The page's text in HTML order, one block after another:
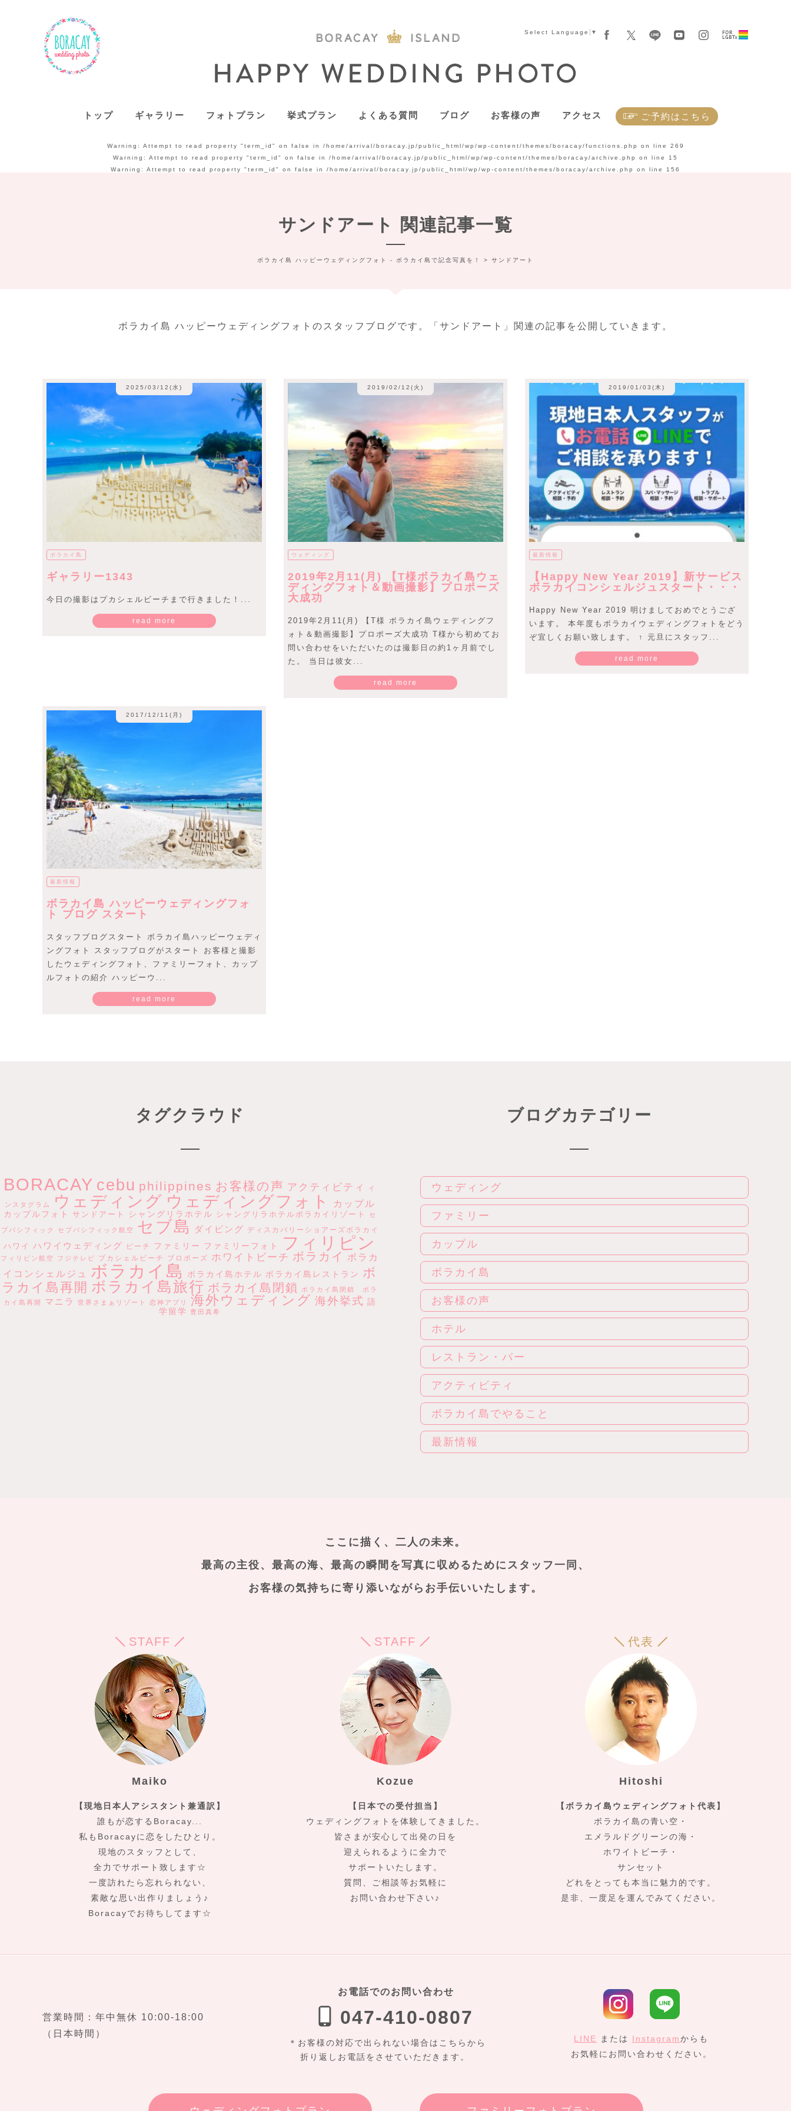
トップ ギャラリー フォトプラン 挙式プラン よくある質問 ブログ お客様の声 アクセス ご予約はこちら
Select Language ▼
Warning : Attempt to read property "term_id" on false in /home/arrival/boracay.jp/public_html/wp/wp-content/themes/boracay/functions.php on line 269
Warning : Attempt to read property "term_id" on false in /home/arrival/boracay.jp/public_html/wp/wp-content/themes/boracay/archive.php on line 15
Warning : Attempt to read property "term_id" on false in /home/arrival/boracay.jp/public_html/wp/wp-content/themes/boracay/archive.php on line 156
サンドアート 関連記事一覧
ボラカイ島 ハッピーウェディングフォト - ボラカイ島で記念写真を！ > サンドアート
ボラカイ島 ハッピーウェディングフォトのスタッフブログです。「サンドアート」関連の記事を公開していきます。
ボラカイ島
ギャラリー1343
今日の撮影はプカシェルビーチまで行きました！...
read more
2025/03/12(水)
ウェディング
2019年2月11(月) 【T様ボラカイ島ウェ
ディングフォト＆動画撮影】プロポーズ
大成功
2019年2月11(月) 【T様 ボラカイ島ウェディングフ
ォト＆動画撮影】プロポーズ大成功 T様から初めてお
問い合わせをいただいたのは撮影日の約1ヶ月前でし
た。 当日は彼女...
read more
2019/02/12(火)
最新情報
【Happy New Year 2019】新サービス
ボラカイコンシェルジュスタート・・・
Happy New Year 2019 明けましておめでとうござ
います。 本年度もボラカイウェディングフォトをどう
ぞ宜しくお願い致します。 ↑ 元旦にスタッフ...
read more
2019/01/03(木)
最新情報
ボラカイ島 ハッピーウェディングフォ
ト ブログ スタート
スタッフブログスタート ボラカイ島ハッピーウェディ
ングフォト スタッフブログがスタート お客様と撮影
したウェディングフォト、ファミリーフォト、カップ
ルフォトの紹介 ハッピーウ...
read more
2017/12/11(月)
ブログカテゴリー
ウェディング
ファミリー
カップル
ボラカイ島
お客様の声
ホテル
レストラン・バー
アクティビティ
ボラカイ島でやること
最新情報
タグクラウド
BORACAY cebu philippines お客様の声 アクティビティ イ
ンスタグラム ウェディング ウェディングフォト カップル
カップルフォト サンドアート シャングリラホテル シャングリラホテルボラカイリゾート セ
ブパシフィック セブパシフィック航空 セブ島 ダイビング ディスカバリーショアーズボラカイ
ハワイ ハワイウェディング ビーチ ファミリー ファミリーフォト フィリピン
フィリピン航空 フジテレビ プカシェルビーチ プロポーズ ホワイトビーチ ボラカイ
ボラカ
イコンシェルジュ
ボラカイ島 ボラカイ島ホテル ボラカイ島レストラン ボ
ラカイ島再開 ボラカイ島旅行 ボラカイ島閉鎖
ボラカイ島閉鎖 ボラ
カイ島再開
マニラ 世界さまぁリゾート 恋神アプリ 海外ウェディング 海外挙式 語
学留学
豊田真希
ここに描く、二人の未来。
最高の主役、最高の海、最高の瞬間を写真に収めるためにスタッフ一同、
お客様の気持ちに寄り添いながらお手伝いいたします。
STAFF
Maiko
【現地日本人アシスタント兼通訳】
誰もが恋するBoracay...
私もBoracayに恋をしたひとり。
現地のスタッフとして、
全力でサポート致します☆
一度訪れたら忘れられない、
素敵な思い出作りましょう♪
Boracayでお待ちしてます☆
STAFF
Kozue
【日本での受付担当】
ウェディングフォトを体験してきました。
皆さまが安心して出発の日を
迎えられるように全力で
サポートいたします。
質問、ご相談等お気軽に
お問い合わせ下さい♪
代表
Hitoshi
【ボラカイ島ウェディングフォト代表】
ボラカイ島の青い空・
エメラルドグリーンの海・
ホワイトビーチ・
サンセット
どれをとっても本当に魅力的です。
是非、一度足を運んでみてください。
営業時間：年中無休 10:00-18:00
（日本時間）
お電話でのお問い合わせ
047-410-0807
＊お客様の対応で出られない場合はこちらから
折り返しお電話をさせていただきます。
LINE または Instagramからも
お気軽にお問い合わせください。